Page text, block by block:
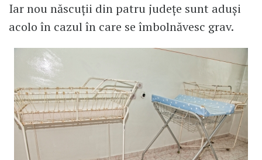
Iar nou născuții din patru județe sunt aduși
acolo în cazul în care se îmbolnăvesc grav.